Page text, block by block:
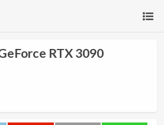
RTX 3090